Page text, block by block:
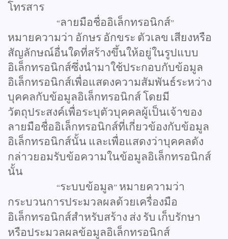
โทรสาร
“ลายมือชื่ออิเล็กทรอนิกส์”
หมายความว่า อักษร อักขระ ตัวเลข เสียงหรือ
สัญลักษณ์อื่นใดที่สร้างขึ้นให้อยู่ในรูปแบบ
อิเล็กทรอนิกส์ซึ่งนำมาใช้ประกอบกับข้อมูล
อิเล็กทรอนิกส์เพื่อแสดงความสัมพันธ์ระหว่าง
บุคคลกับข้อมูลอิเล็กทรอนิกส์โดยมี
วัตถุประสงค์เพื่อระบุตัวบุคคลผู้เป็นเจ้าของ
ลายมือชื่ออิเล็กทรอนิกส์ที่เกี่ยวข้องกับข้อมูล
อิเล็กทรอนิกส์นั้น และเพื่อแสดงว่าบุคคลดัง
กล่าวยอมรับข้อความในข้อมูลอิเล็กทรอนิกส์
นั้น
“ระบบข้อมูล” หมายความว่า
กระบวนการประมวลผลด้วยเครื่องมือ
อิเล็กทรอนิกส์สำหรับสร้าง ส่ง รับ เก็บรักษา
หรือประมวลผลข้อมูลอิเล็กทรอนิกส์